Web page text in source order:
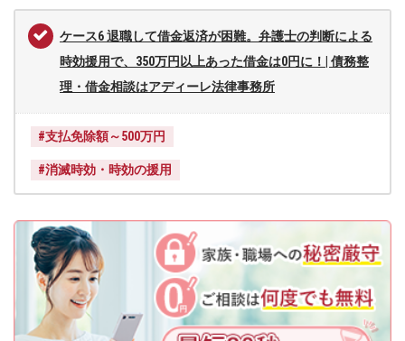
ケース6 退職して借金返済が困難。弁護士の判断による
時効援用で、350万円以上あった借金は0円に！| 債務整
理・借金相談はアディーレ法律事務所
#支払免除額～500万円
#消滅時効・時効の援用